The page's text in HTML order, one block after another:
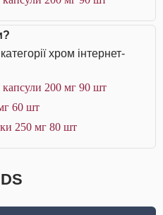
хром інтернет-
капсули 200 мг 90 шт
60 шт
250 мг 80 шт